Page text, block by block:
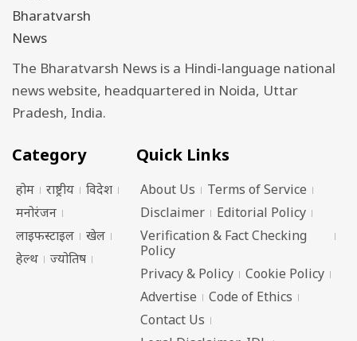
The Bharatvarsh News is a Hindi-language national
news website, headquartered in Noida, Uttar
Pradesh, India.
Category
होम राष्ट्रीय
विदेश
मनोरंजन
लाइफस्टाइल
खेल
हेल्थ
ज्योतिष
Quick Links
About Us
Terms of Service
Disclaimer
Editorial Policy
Verification & Fact Checking
Policy
Privacy & Policy
Cookie Policy
Advertise
Code of Ethics
Contact Us